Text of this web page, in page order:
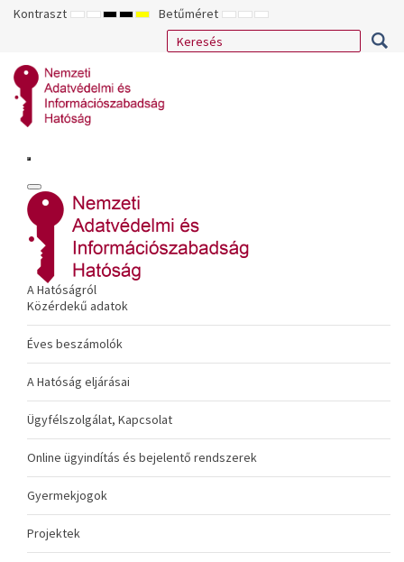
Kontraszt ALAPÉRTELMEZETT
ÉJSZAKAI
NAGY
KONTRASZTÚ
NAGY
KONTRASZTÚ
NAGY
KONTRASZTÚ
SÁRGA
FEKETE
Betűméret KISEBB
BETŰTÍPUS
ALAPÉRTELMEZETT
BETŰMÉRET
NAGYOBB
BETŰMÉRET
A Hatóságról
Közérdekű adatok
Éves beszámolók
A Hatóság eljárásai
Ügyfélszolgálat, Kapcsolat
Online ügyindítás és bejelentő rendszerek
Gyermekjogok
Projektek